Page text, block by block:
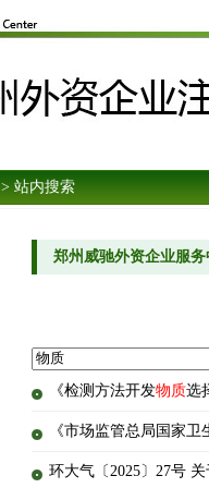
> 站内搜索
郑州威驰外资企业服
《检测方法开发物质选
《市场监管总局国家
环大气〔2025〕27号